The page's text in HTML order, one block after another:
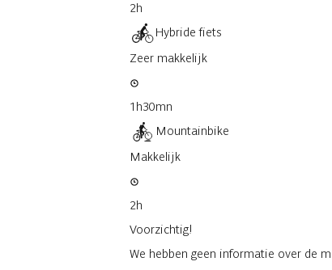
2h
Hybride fiets
Zeer makkelijk
1h30mn
Mountainbike
Makkelijk
2h
Voorzichtig!
We hebben geen informatie over de